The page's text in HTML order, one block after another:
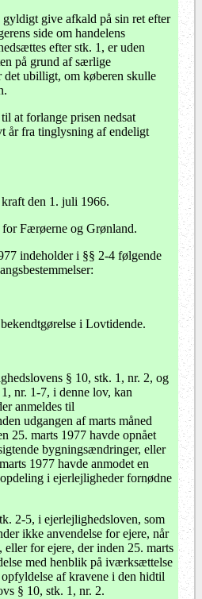
give afkald på sin ret efter
side om handelens
efter stk. 1, er uden
på grund af særlige
det ubilligt, om køberen skulle
at forlange prisen nedsat
år fra tinglysning af endeligt
den 1. juli 1966.
Færøerne og Grønland.
indeholder i §§ 2-4 følgende
i Lovtidende.
§ 10, stk. 1, nr. 2, og
nr. 1-7, i denne lov, kan
anmeldes til
udgangen af marts måned
25. marts 1977 havde opnået
bygningsændringer, eller
1977 havde anmodet en
i ejerlejligheder fornødne
2-5, i ejerlejlighedsloven, som
ikke anvendelse for ejere, når
for ejere, der inden 25. marts
med henblik på iværksættelse
af kravene i den hidtil
§ 10, stk. 1, nr. 2.